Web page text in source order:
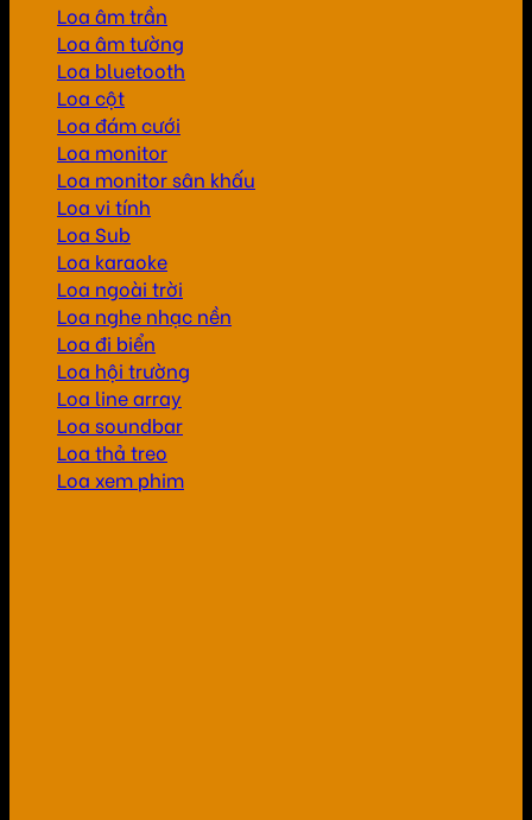
Loa âm trần
Loa âm tường
Loa bluetooth
Loa cột
Loa đám cưới
Loa monitor
Loa monitor sân khấu
Loa vi tính
Loa Sub
Loa karaoke
Loa ngoài trời
Loa nghe nhạc nền
Loa đi biển
Loa hội trường
Loa line array
Loa soundbar
Loa thả treo
Loa xem phim